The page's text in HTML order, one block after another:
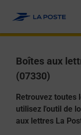
Boîtes aux
(07330)
Retrouvez toutes
utilisez l'outil de
aux lettres La